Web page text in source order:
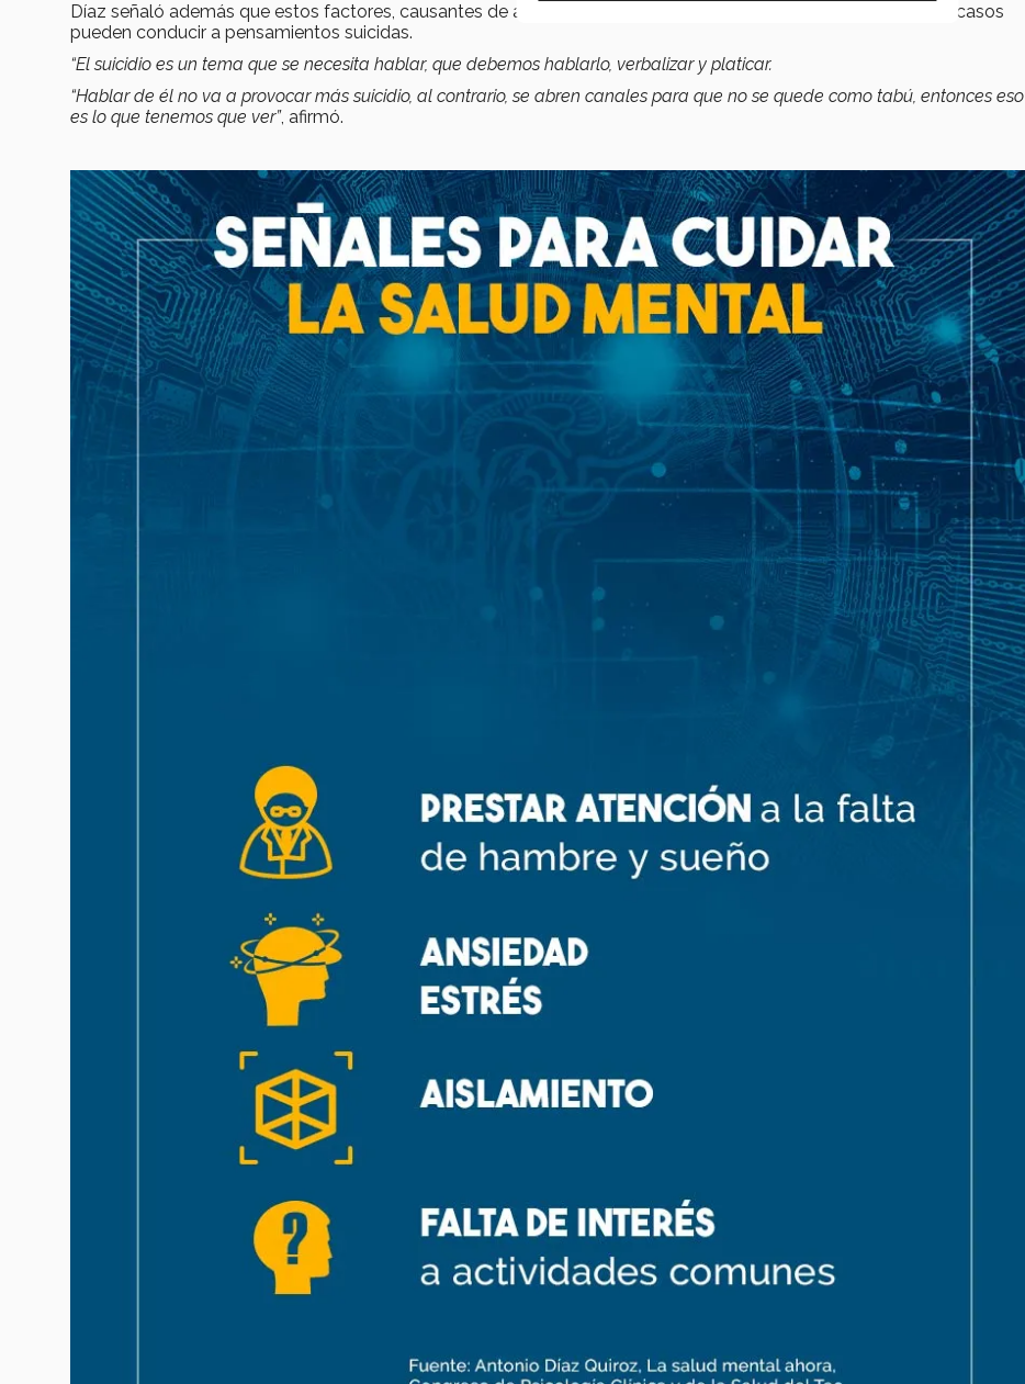
Díaz señaló además que estos factores, causantes de altos de niveles de estrés y ansiedad, en el peor de los casos
pueden conducir a pensamientos suicidas.
“El suicidio es un tema que se necesita hablar, que debemos hablarlo, verbalizar y platicar.
“Hablar de él no va a provocar más suicidio, al contrario, se abren canales para que no se quede como tabú, entonces eso
es lo que tenemos que ver”, afirmó.